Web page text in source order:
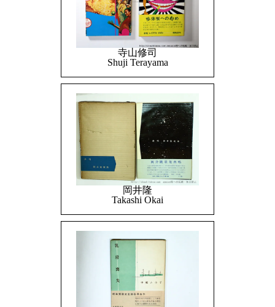
寺山修司
Shuji Terayama
岡井隆
Takashi Okai